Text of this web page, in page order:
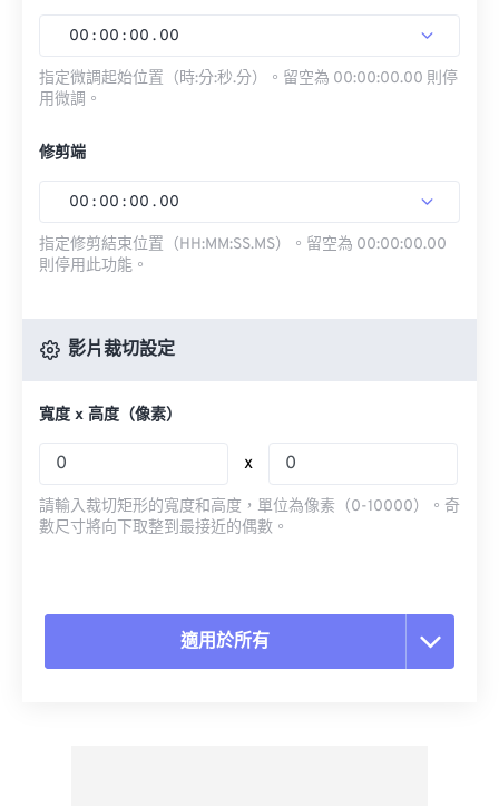
00 : 00 : 00 . 00
指定微調起始位置（時:分:秒.分）。留空為 00:00:00.00 則停
用微調。
修剪端
00 : 00 : 00 . 00
指定修剪結束位置（HH:MM:SS.MS）。留空為 00:00:00.00
則停用此功能。
影片裁切設定
寬度 x 高度（像素）
x
請輸入裁切矩形的寬度和高度，單位為像素（0-10000）。奇
數尺寸將向下取整到最接近的偶數。
適用於所有